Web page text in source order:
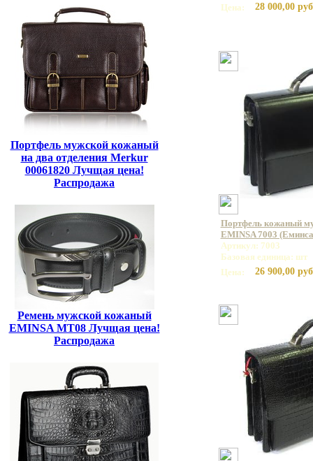
Портфель мужской кожаный
на два отделения Merkur
00061820 Лучщая цена!
Распродажа
Ремень мужской кожаный
EMINSA MT08 Лучщая цена!
Распродажа
Цена:
28 000,00
Портфель кожаный
EMINSA 7003
Артикул: 7003
Базовая единица: шт
Цена:
26 900,00